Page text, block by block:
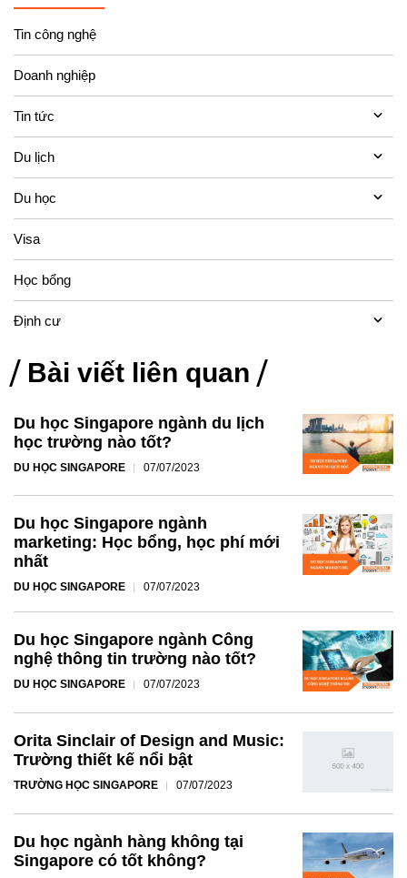
Tin công nghệ
Doanh nghiệp
Tin tức
Du lịch
Du học
Visa
Học bổng
Định cư
Bài viết liên quan
Du học Singapore ngành du lịch
học trường nào tốt?
DU HỌC SINGAPORE 07/07/2023
Du học Singapore ngành
marketing: Học bổng, học phí mới
nhất
DU HỌC SINGAPORE 07/07/2023
Du học Singapore ngành Công
nghệ thông tin trường nào tốt?
DU HỌC SINGAPORE 07/07/2023
Orita Sinclair of Design and Music:
Trường thiết kế nổi bật
TRƯỜNG HỌC SINGAPORE 07/07/2023
Du học ngành hàng không tại
Singapore có tốt không?